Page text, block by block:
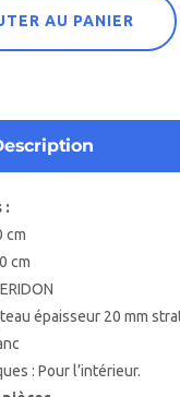
AU PANIER
:
cm
cm
épaisseur 20 mm
: Pour l’intérieur.